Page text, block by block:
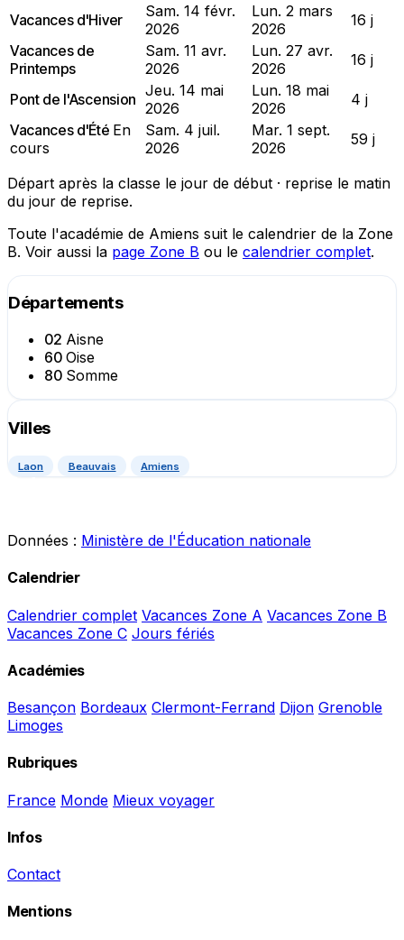
Vacances d'Hiver
Sam. 14 févr.
2026
Lun. 2 mars
2026
16 j
Vacances de
Printemps
Sam. 11 avr.
2026
Lun. 27 avr.
2026
16 j
Pont de l'Ascension Jeu. 14 mai
2026
Lun. 18 mai
2026
4 j
Vacances d'Été En
cours
Sam. 4 juil.
2026
Mar. 1 sept.
2026
59 j
Départ après la classe le jour de début · reprise le matin
du jour de reprise.
Toute l'académie de Amiens suit le calendrier de la Zone
B. Voir aussi la page Zone B ou le calendrier complet.
Départements
02 Aisne
60Oise
80Somme
Villes
Laon Beauvais Amiens
Données : Ministère de l'Éducation nationale
Calendrier
Calendrier complet Vacances Zone A Vacances Zone B
Vacances Zone C Jours fériés
Académies
Besançon Bordeaux Clermont-Ferrand Dijon Grenoble
Limoges
Rubriques
France Monde Mieux voyager
Infos
Contact
Mentions